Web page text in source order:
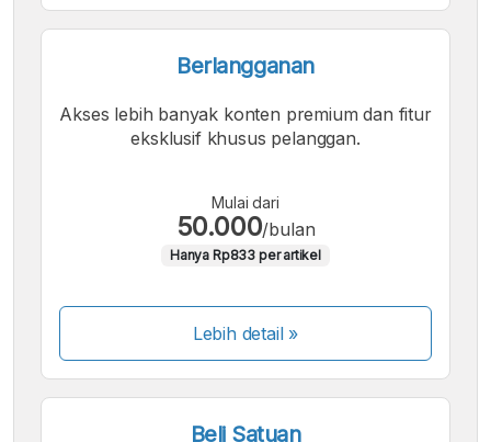
Berlangganan
Akses lebih banyak konten premium dan fitur
eksklusif khusus pelanggan.
Mulai dari
50.000/bulan
Hanya Rp833 per artikel
Lebih detail »
Beli Satuan